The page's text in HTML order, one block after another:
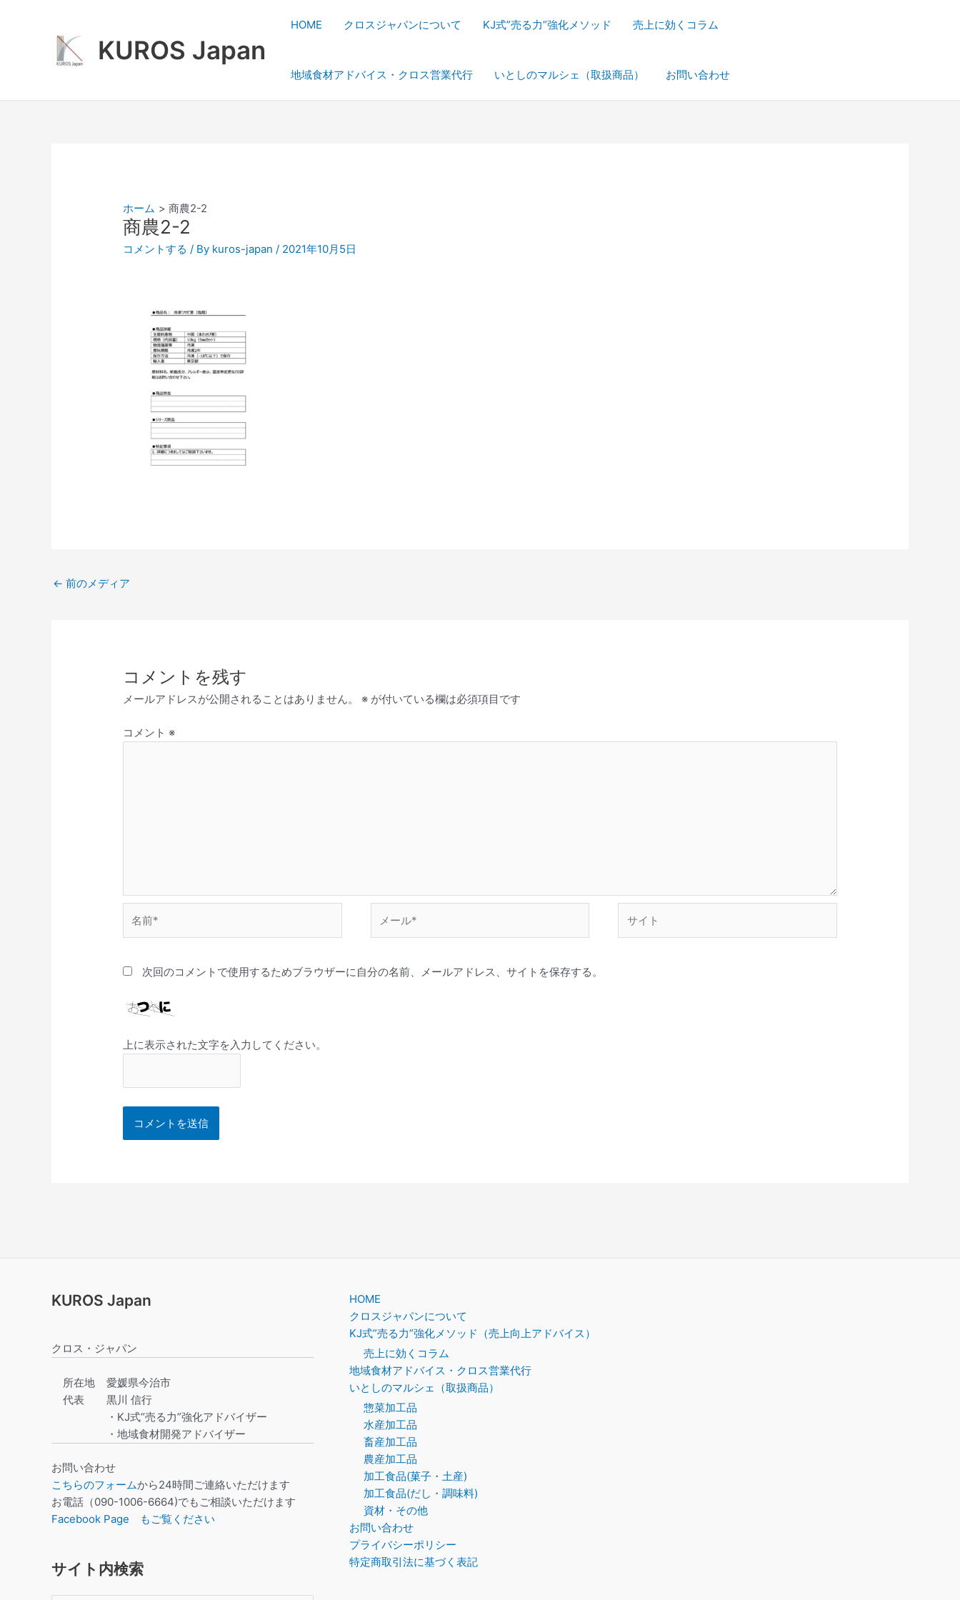
KUROS Japan
HOME クロスジャパンについて KJ式”売る力”強化メソッド 売上に効くコラム
地域食材アドバイス・クロス営業代行 いとしのマルシェ（取扱商品） お問い合わせ
ホーム 商農2-2
商農2-2
コメントする / By kuros-japan/ 2021年10月5日
← 前のメディア
コメントを残す
メールアドレスが公開されることはありません。 ※ が付いている欄は必須項目です
コメント ※
前
ー
次回のコメントで使用するためブラウザーに自分の名前、メールアドレス、サイトを保存する。
上に表示された文字を入力してください。
KUROS Japan
クロス・ジャパン
所在地
代表
愛媛県今治市
黒川 信行
・KJ式“売る力”強化アドバイザー
・地域食材開発アドバイザー
お問い合わせ
こちらのフォームから24時間ご連絡いただけます
お電話（090-1006-6664)でもご相談いただけます
Facebook Page もご覧ください
サイト内検索
HOME
クロスジャパンについて
KJ式”売る力”強化メソッド（売上向上アドバイス）
売上に効くコラム
地域食材アドバイス・クロス営業代行
いとしのマルシェ（取扱商品）
惣菜加工品
水産加工品
畜産加工品
農産加工品
加工食品(菓子・土産)
加工食品(だし・調味料)
資材・その他
お問い合わせ
プライバシーポリシー
特定商取引法に基づく表記